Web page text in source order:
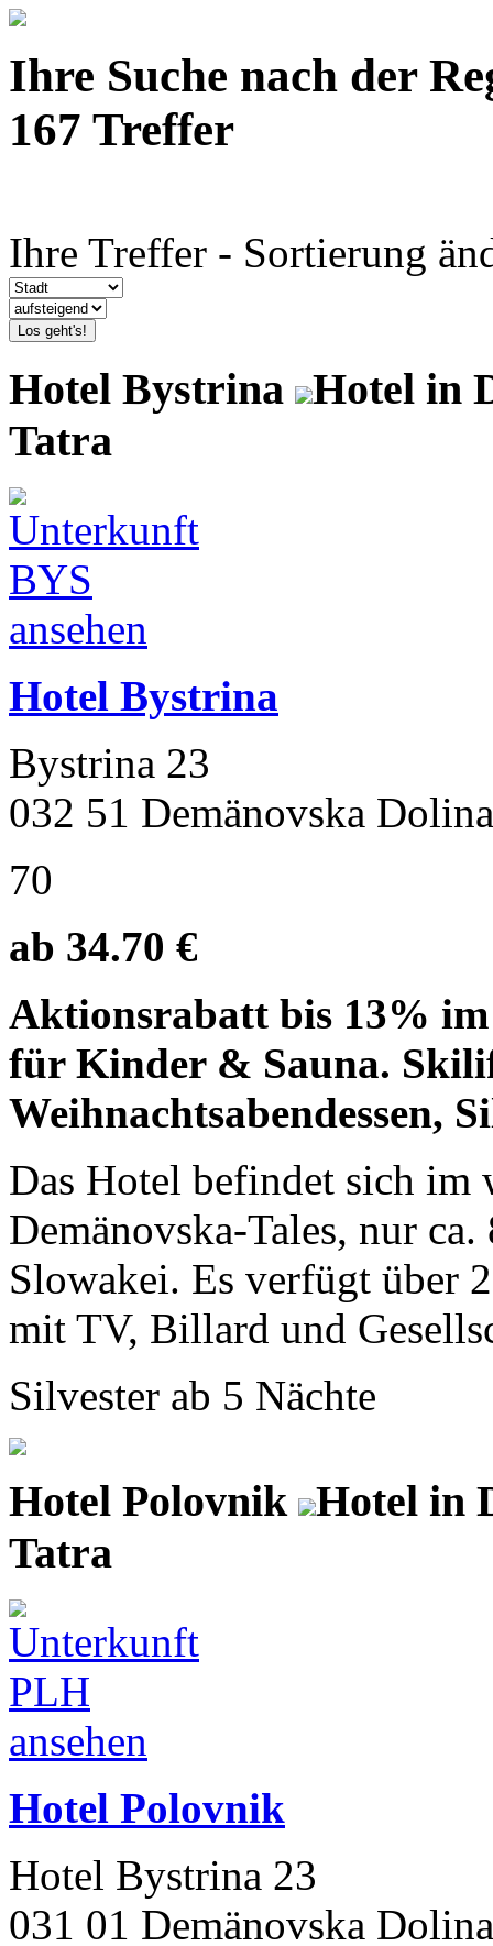
Ihre Suche nach der
167 Treffer
Ihre Treffer - Sortierung
Los geht's!
Hotel Bystrina Hotel in
Tatra
Hotel Bystrina
Bystrina 23
032 51 Demänovska Dolina
70
ab 34.70 €
Aktionsrabatt bis 13%
für Kinder & Sauna.
Weihnachtsabendessen,
Das Hotel befindet sich im
Demänovska-Tales, nur
Slowakei. Es verfügt über
mit TV, Billard und
Silvester ab 5 Nächte
Hotel Polovnik Hotel in
Tatra
Hotel Polovnik
Hotel Bystrina 23
031 01 Demänovska Dolina